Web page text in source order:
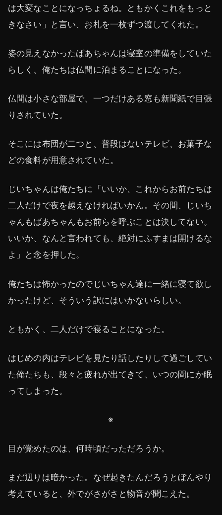
は大変なことになっちょるね。ともかくこれをもっと
きなさい」と言い、お札を一枚ずつ渡してくれた。
姿の見えなかったばあちゃんは寝室の準備をしていた
らしく、俺たちは仏間に泊まることになった。
仏間は小さな部屋で、一つだけある窓も新聞紙で目張
りされていた。
そこには布団が二つと、普段はないテレビ、お菓子な
どの食料が用意されていた。
じいちゃんは俺たちに「いいか、これからお前たちは
二人だけで夜を越えなければいかん。その間、じいち
ゃんもばあちゃんもお前らを呼ぶことは決してない。
いいか、なんと言われても、絶対にふすまは開けるな
よ」と念を押した。
俺たちは怖かったのでじいちゃん達に一緒に寝て欲し
かったけど、そういう訳にはいかないらしい。
ともかく、二人だけで寝ることになった。
はじめの内はテレビを見たり話したりして過ごしてい
た俺たちも、段々と疲れが出てきて、いつの間にか眠
ってしまった。
※
目が覚めたのは、何時頃だっただろうか。
まだ辺りは暗かった。なぜ起きたんだろうとぼんやり
考えていると、外でがさがさと物音が聞こえた。